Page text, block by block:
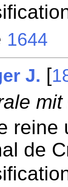
1644
J. [
reine
de